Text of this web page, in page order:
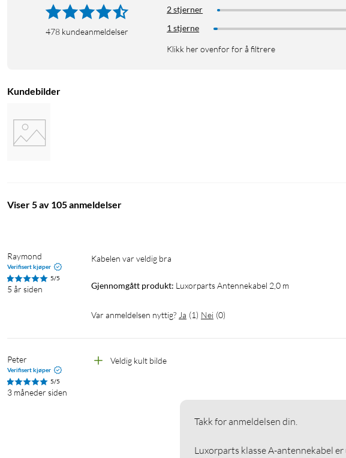
478 kundeanmeldelser
2 stjerner
1 stjerne
Klikk her ovenfor for å filtrere
Kundebilder
Viser 5 av 105 anmeldelser
Raymond
Verifisert kjøper
5/5
5 år siden
Kabelen var veldig bra
Gjennomgått produkt: Luxorparts Antennekabel 2,0 m
Var anmeldelsen nyttig? Ja (1) Nei (0)
Peter
Verifisert kjøper
5/5
3 måneder siden
Veldig kult bilde
Takk for anmeldelsen din.
Luxorparts klasse A-antennekabel